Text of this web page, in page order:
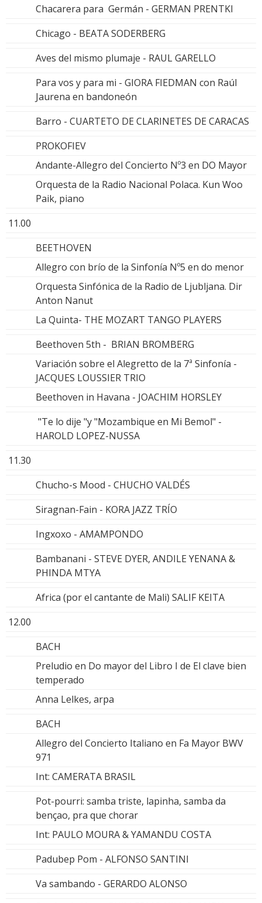
Chacarera para Germán - GERMAN PRENTKI
Chicago - BEATA SODERBERG
Aves del mismo plumaje - RAUL GARELLO
Para vos y para mi - GIORA FIEDMAN con Raúl
Jaurena en bandoneón
Barro - CUARTETO DE CLARINETES DE CARACAS
PROKOFIEV
Andante-Allegro del Concierto Nº3 en DO Mayor
Orquesta de la Radio Nacional Polaca. Kun Woo
Paik, piano
11.00
BEETHOVEN
Allegro con brío de la Sinfonía Nº5 en do menor
Orquesta Sinfónica de la Radio de Ljubljana. Dir
Anton Nanut
La Quinta- THE MOZART TANGO PLAYERS
Beethoven 5th - BRIAN BROMBERG
Variación sobre el Alegretto de la 7ª Sinfonía -
JACQUES LOUSSIER TRIO
Beethoven in Havana - JOACHIM HORSLEY
"Te lo dije "y "Mozambique en Mi Bemol" -
HAROLD LOPEZ-NUSSA
11.30
Chucho-s Mood - CHUCHO VALDÉS
Siragnan-Fain - KORA JAZZ TRÍO
Ingxoxo - AMAMPONDO
Bambanani - STEVE DYER, ANDILE YENANA &
PHINDA MTYA
Africa (por el cantante de Mali) SALIF KEITA
12.00
BACH
Preludio en Do mayor del Libro I de El clave bien
temperado
Anna Lelkes, arpa
BACH
Allegro del Concierto Italiano en Fa Mayor BWV
971
Int: CAMERATA BRASIL
Pot-pourri: samba triste, lapinha, samba da
bençao, pra que chorar
Int: PAULO MOURA & YAMANDU COSTA
Padubep Pom - ALFONSO SANTINI
Va sambando - GERARDO ALONSO